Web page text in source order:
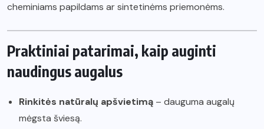
cheminiams papildams ar sintetinėms priemonėms.
Praktiniai patarimai, kaip auginti
naudingus augalus
Rinkitės natūralų apšvietimą – dauguma augalų
mėgsta šviesą.